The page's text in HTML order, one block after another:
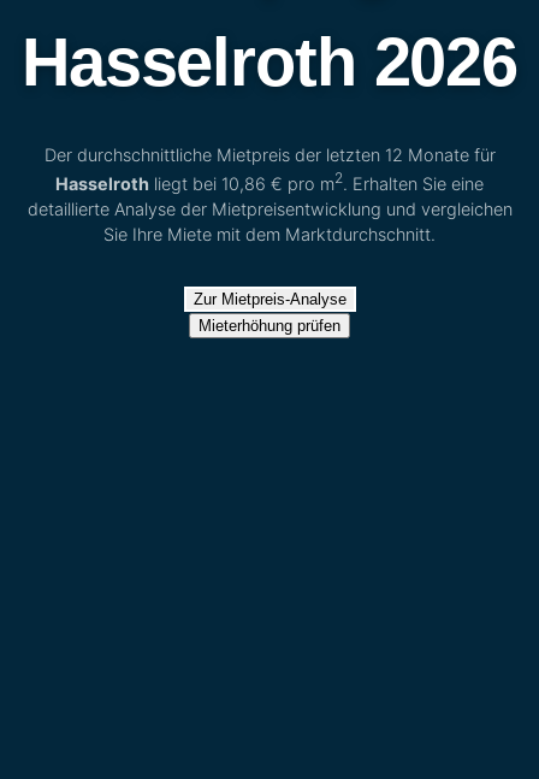
Hasselroth 2026
Der durchschnittliche Mietpreis der letzten 12 Monate für
Hasselroth liegt bei 10,86 € pro m2. Erhalten Sie eine
detaillierte Analyse der Mietpreisentwicklung und vergleichen
Sie Ihre Miete mit dem Marktdurchschnitt.
Zur Mietpreis-Analyse
Mieterhöhung prüfen